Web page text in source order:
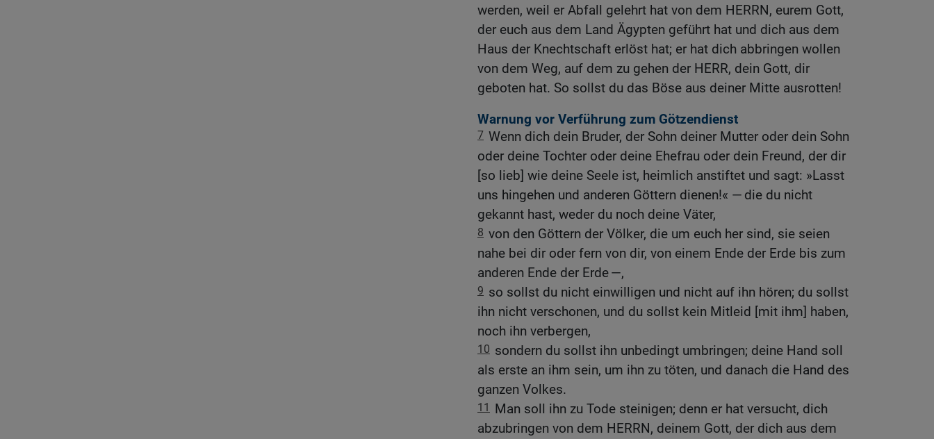
werden, weil er Abfall gelehrt hat von dem HERRN, eurem Gott,
der euch aus dem Land Ägypten geführt hat und dich aus dem
Haus der Knechtschaft erlöst hat; er hat dich abbringen wollen
von dem Weg, auf dem zu gehen der HERR, dein Gott, dir
geboten hat. So sollst du das Böse aus deiner Mitte ausrotten!
Warnung vor Verführung zum Götzendienst
7 Wenn dich dein Bruder, der Sohn deiner Mutter oder dein Sohn
oder deine Tochter oder deine Ehefrau oder dein Freund, der dir
[so lieb] wie deine Seele ist, heimlich anstiftet und sagt: »Lasst
uns hingehen und anderen Göttern dienen!« — die du nicht
gekannt hast, weder du noch deine Väter,
8 von den Göttern der Völker, die um euch her sind, sie seien
nahe bei dir oder fern von dir, von einem Ende der Erde bis zum
anderen Ende der Erde —,
9 so sollst du nicht einwilligen und nicht auf ihn hören; du sollst
ihn nicht verschonen, und du sollst kein Mitleid [mit ihm] haben,
noch ihn verbergen,
10 sondern du sollst ihn unbedingt umbringen; deine Hand soll
als erste an ihm sein, um ihn zu töten, und danach die Hand des
ganzen Volkes.
11
Man soll ihn zu Tode steinigen; denn er hat versucht, dich
abzubringen von dem HERRN, deinem Gott, der dich aus dem